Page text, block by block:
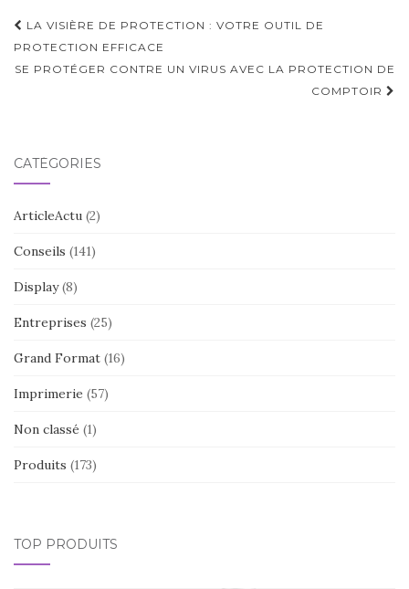
Navigation
d'article
LA VISIÈRE DE PROTECTION : VOTRE OUTIL DE
PROTECTION EFFICACE
SE PROTÉGER CONTRE UN VIRUS AVEC LA PROTECTION DE
COMPTOIR
CATÉGORIES
ArticleActu (2)
Conseils (141)
Display(8)
Entreprises (25)
Grand Format (16)
Imprimerie (57)
Non classé (1)
Produits (173)
TOP PRODUITS